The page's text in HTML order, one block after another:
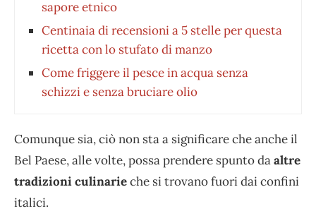
sapore etnico
Centinaia di recensioni a 5 stelle per questa
ricetta con lo stufato di manzo
Come friggere il pesce in acqua senza
schizzi e senza bruciare olio
Comunque sia, ciò non sta a significare che anche il
Bel Paese, alle volte, possa prendere spunto daaltre
tradizioni culinarieche si trovano fuori dai confini
italici.